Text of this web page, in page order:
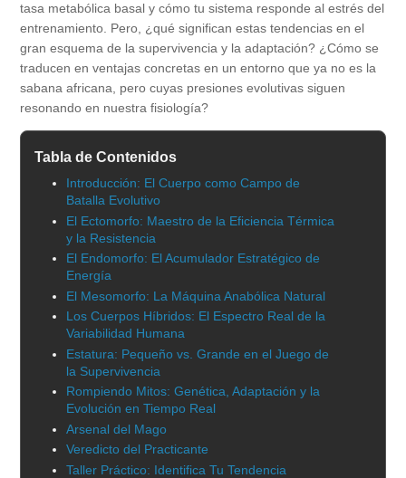
tasa metabólica basal y cómo tu sistema responde al estrés del
entrenamiento. Pero, ¿qué significan estas tendencias en el
gran esquema de la supervivencia y la adaptación? ¿Cómo se
traducen en ventajas concretas en un entorno que ya no es la
sabana africana, pero cuyas presiones evolutivas siguen
resonando en nuestra fisiología?
Tabla de Contenidos
Introducción: El Cuerpo como Campo de
Batalla Evolutivo
El Ectomorfo: Maestro de la Eficiencia Térmica
y la Resistencia
El Endomorfo: El Acumulador Estratégico de
Energía
El Mesomorfo: La Máquina Anabólica Natural
Los Cuerpos Híbridos: El Espectro Real de la
Variabilidad Humana
Estatura: Pequeño vs. Grande en el Juego de
la Supervivencia
Rompiendo Mitos: Genética, Adaptación y la
Evolución en Tiempo Real
Arsenal del Mago
Veredicto del Practicante
Taller Práctico: Identifica Tu Tendencia